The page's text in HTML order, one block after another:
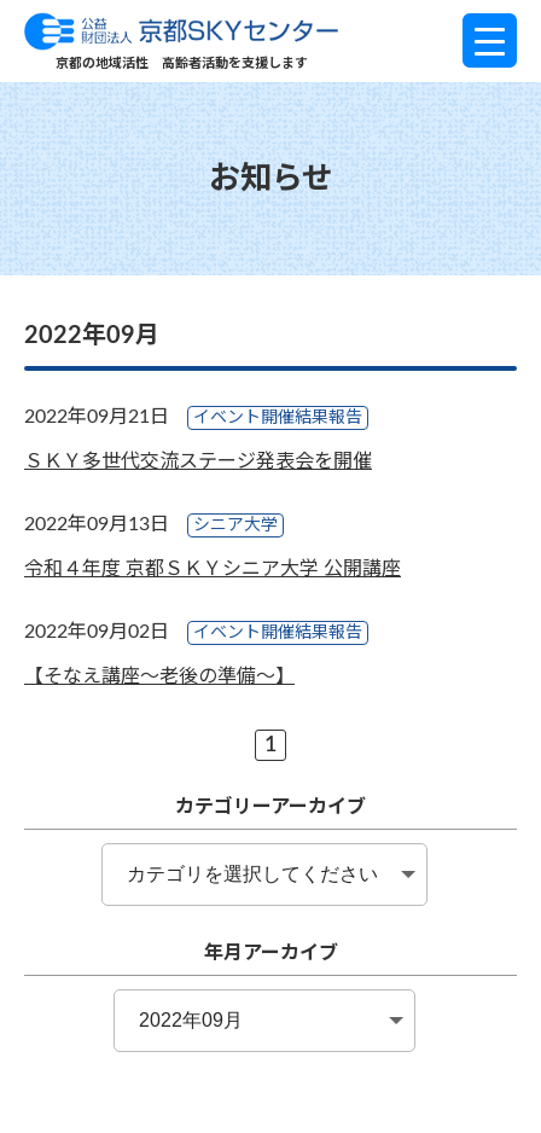
京都の地域活性 高齢者活動を支援します
お知らせ
2022年09月
2022年09月21日 イベント開催結果報告
ＳＫＹ多世代交流ステージ発表会を開催
2022年09月13日 シニア大学
令和４年度 京都ＳＫＹシニア大学 公開講座
2022年09月02日 イベント開催結果報告
【そなえ講座～老後の準備～】
1
カテゴリーアーカイブ
年月アーカイブ